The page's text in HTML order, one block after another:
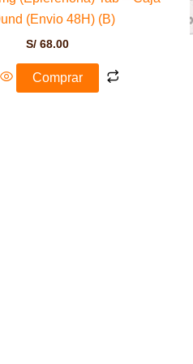
(Envio 48H) (B)
S/ 68.00
Comprar